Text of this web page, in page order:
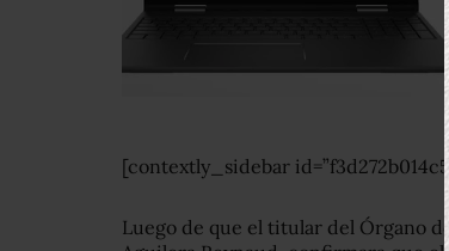
[contextly_sidebar
Luego de que el titular del Órgano